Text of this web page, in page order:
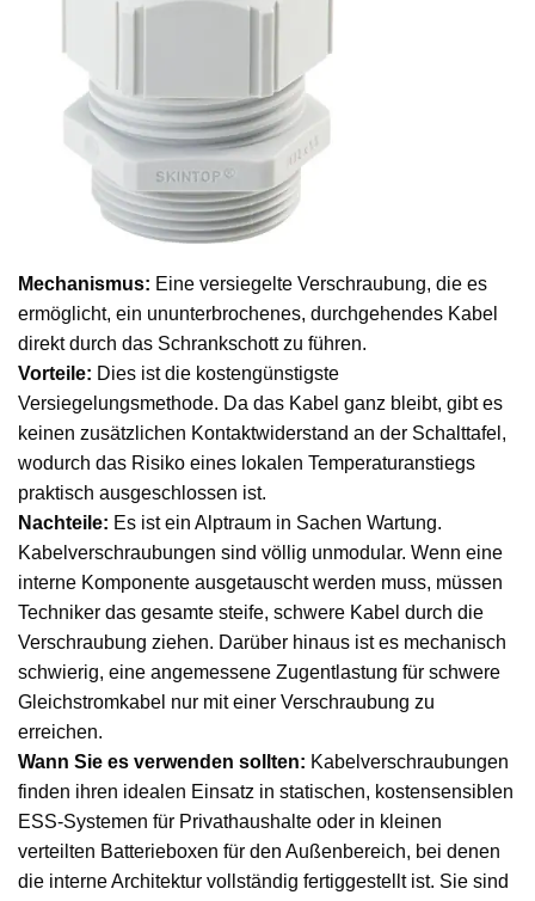
Mechanismus: Eine versiegelte Verschraubung, die es
ermöglicht, ein ununterbrochenes, durchgehendes Kabel
direkt durch das Schrankschott zu führen.
Vorteile: Dies ist die kostengünstigste
Versiegelungsmethode. Da das Kabel ganz bleibt, gibt es
keinen zusätzlichen Kontaktwiderstand an der Schalttafel,
wodurch das Risiko eines lokalen Temperaturanstiegs
praktisch ausgeschlossen ist.
Nachteile: Es ist ein Alptraum in Sachen Wartung.
Kabelverschraubungen sind völlig unmodular. Wenn eine
interne Komponente ausgetauscht werden muss, müssen
Techniker das gesamte steife, schwere Kabel durch die
Verschraubung ziehen. Darüber hinaus ist es mechanisch
schwierig, eine angemessene Zugentlastung für schwere
Gleichstromkabel nur mit einer Verschraubung zu
erreichen.
Wann Sie es verwenden sollten: Kabelverschraubungen
finden ihren idealen Einsatz in statischen, kostensensiblen
ESS-Systemen für Privathaushalte oder in kleinen
verteilten Batterieboxen für den Außenbereich, bei denen
die interne Architektur vollständig fertiggestellt ist. Sie sind